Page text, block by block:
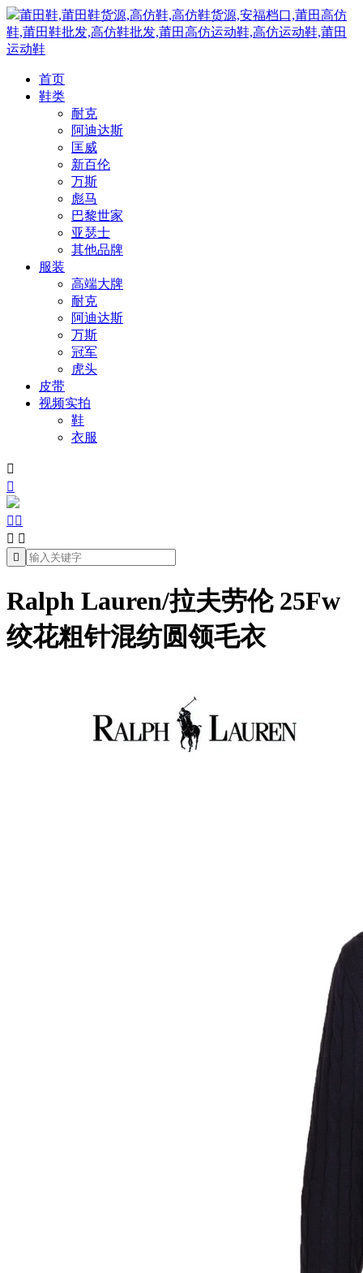
莆田鞋,莆田鞋货源,高仿鞋,高仿鞋货源,安福档口,莆田高仿
鞋,莆田鞋批发,高仿鞋批发,莆田高仿运动鞋,高仿运动鞋,莆田
运动鞋
首页
鞋类
耐克
阿迪达斯
匡威
新百伦
万斯
彪马
巴黎世家
亚瑟士
其他品牌
服装
高端大牌
耐克
阿迪达斯
万斯
冠军
虎头
皮带
视频实拍
鞋
衣服


 
 

Ralph Lauren/拉夫劳伦 25Fw
绞花粗针混纺圆领毛衣